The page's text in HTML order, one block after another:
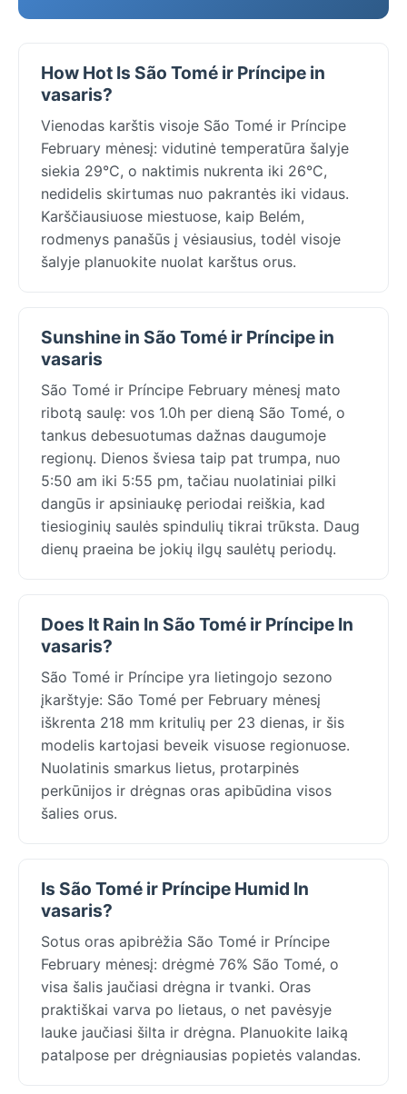
How Hot Is São Tomé ir Príncipe in
vasaris?
Vienodas karštis visoje São Tomé ir Príncipe
February mėnesį: vidutinė temperatūra šalyje
siekia 29°C, o naktimis nukrenta iki 26°C,
nedidelis skirtumas nuo pakrantės iki vidaus.
Karščiausiuose miestuose, kaip Belém,
rodmenys panašūs į vėsiausius, todėl visoje
šalyje planuokite nuolat karštus orus.
Sunshine in São Tomé ir Príncipe in
vasaris
São Tomé ir Príncipe February mėnesį mato
ribotą saulę: vos 1.0h per dieną São Tomé, o
tankus debesuotumas dažnas daugumoje
regionų. Dienos šviesa taip pat trumpa, nuo
5:50 am iki 5:55 pm, tačiau nuolatiniai pilki
dangūs ir apsiniaukę periodai reiškia, kad
tiesioginių saulės spindulių tikrai trūksta. Daug
dienų praeina be jokių ilgų saulėtų periodų.
Does It Rain In São Tomé ir Príncipe In
vasaris?
São Tomé ir Príncipe yra lietingojo sezono
įkarštyje: São Tomé per February mėnesį
iškrenta 218 mm kritulių per 23 dienas, ir šis
modelis kartojasi beveik visuose regionuose.
Nuolatinis smarkus lietus, protarpinės
perkūnijos ir drėgnas oras apibūdina visos
šalies orus.
Is São Tomé ir Príncipe Humid In
vasaris?
Sotus oras apibrėžia São Tomé ir Príncipe
February mėnesį: drėgmė 76% São Tomé, o
visa šalis jaučiasi drėgna ir tvanki. Oras
praktiškai varva po lietaus, o net pavėsyje
lauke jaučiasi šilta ir drėgna. Planuokite laiką
patalpose per drėgniausias popietės valandas.